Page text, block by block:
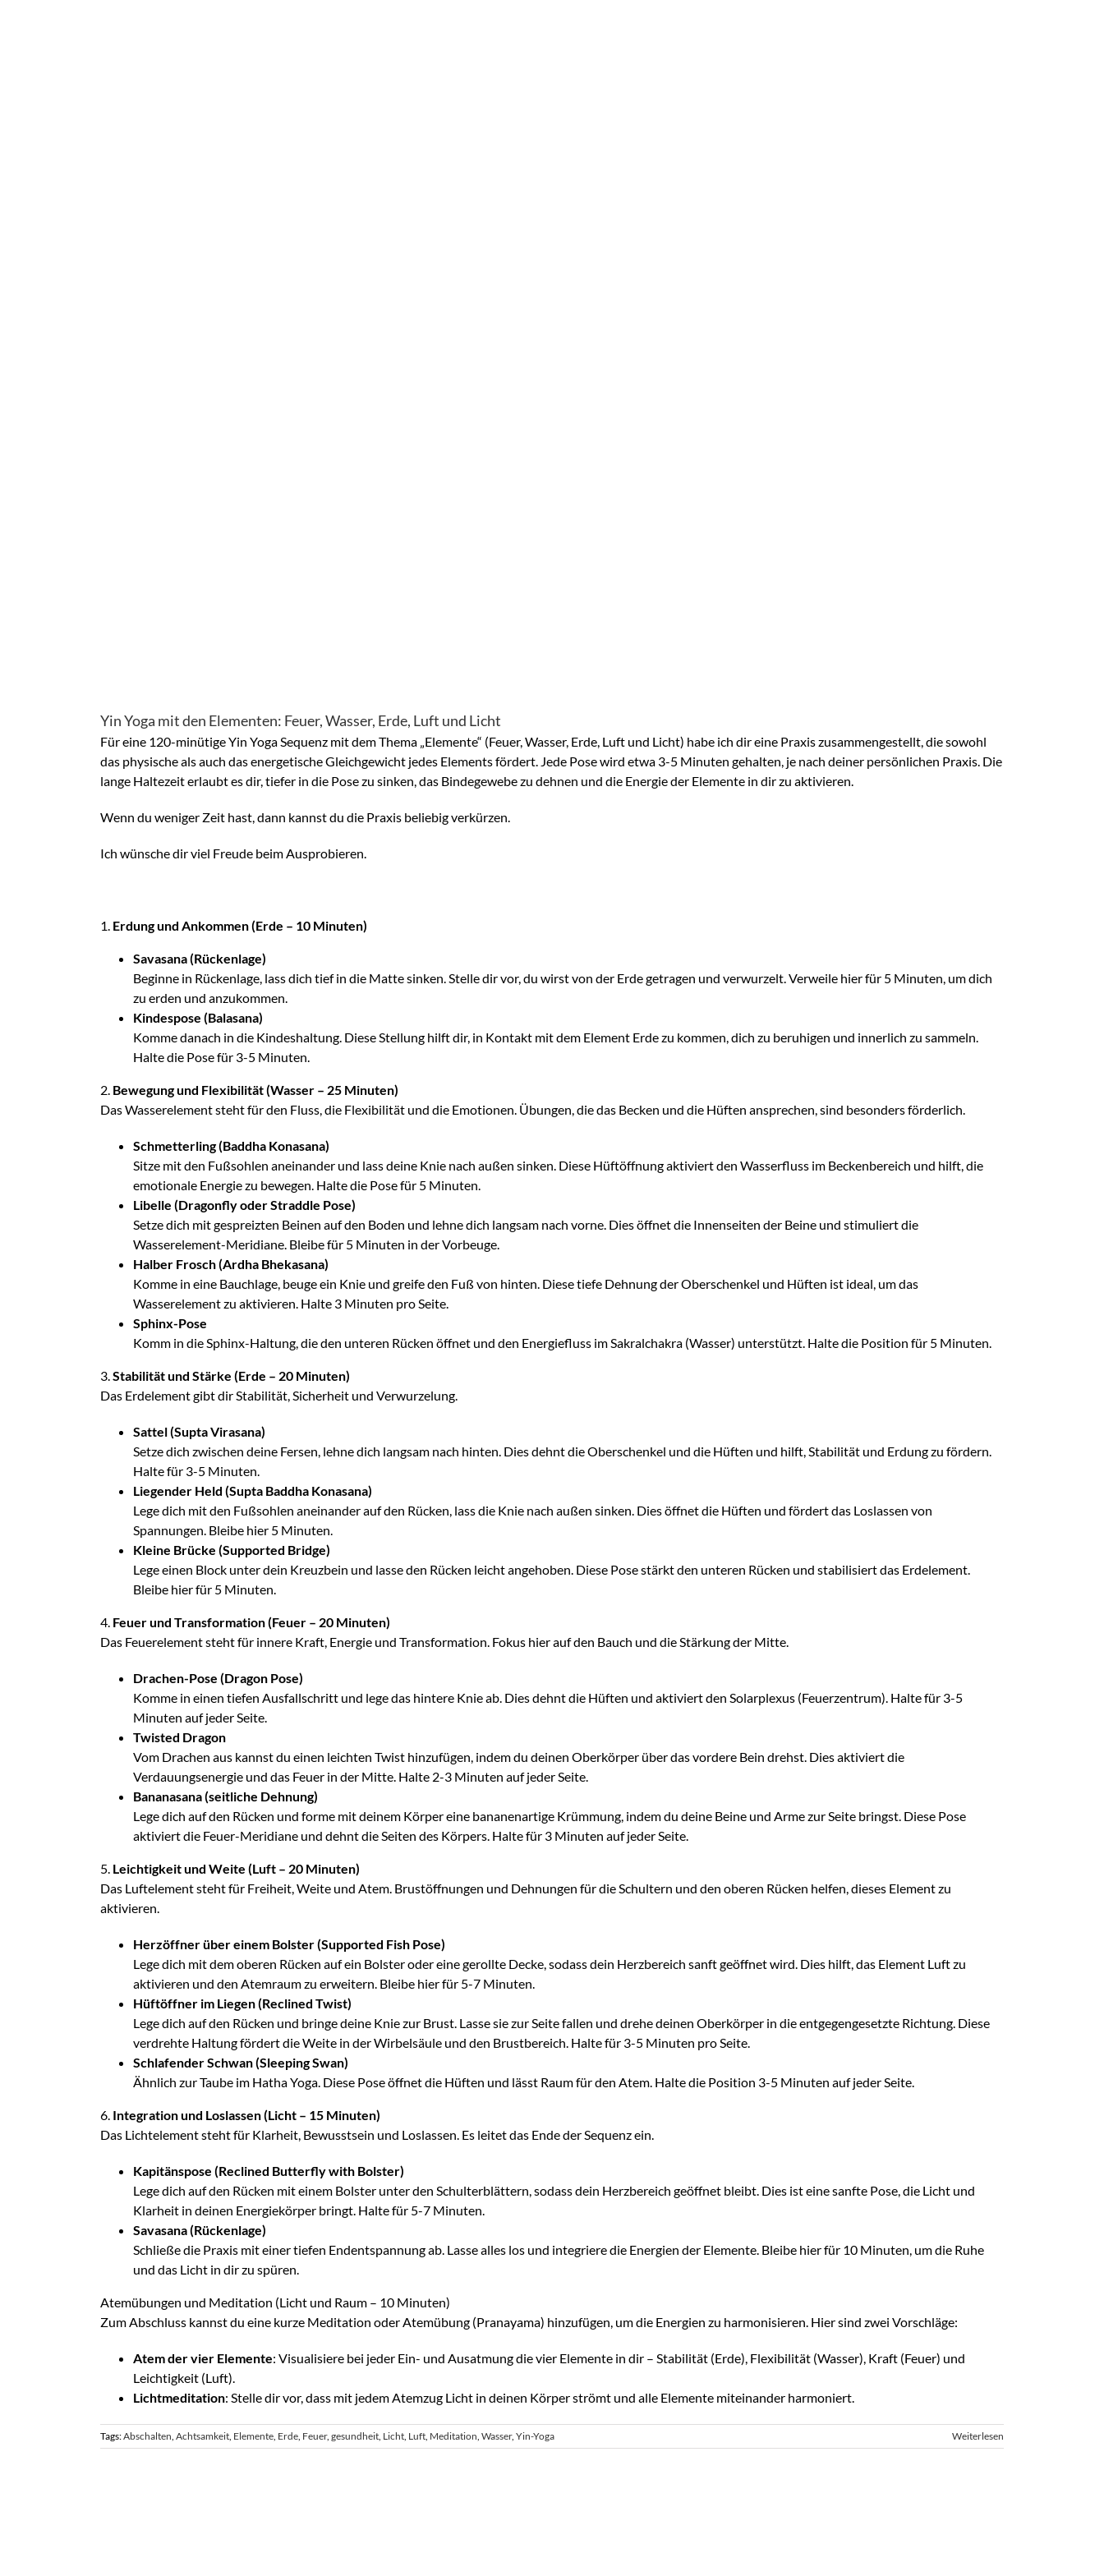
Yin Yoga mit den Elementen: Feuer, Wasser, Erde, Luft und Licht
Für eine 120-minütige Yin Yoga Sequenz mit dem Thema „Elemente“ (Feuer, Wasser, Erde, Luft und Licht) habe ich dir eine Praxis zusammengestellt, die sowohl
das physische als auch das energetische Gleichgewicht jedes Elements fördert. Jede Pose wird etwa 3-5 Minuten gehalten, je nach deiner persönlichen Praxis. Die
lange Haltezeit erlaubt es dir, tiefer in die Pose zu sinken, das Bindegewebe zu dehnen und die Energie der Elemente in dir zu aktivieren.
Wenn du weniger Zeit hast, dann kannst du die Praxis beliebig verkürzen.
Ich wünsche dir viel Freude beim Ausprobieren.
1. Erdung und Ankommen (Erde – 10 Minuten)
Savasana (Rückenlage)
Beginne in Rückenlage, lass dich tief in die Matte sinken. Stelle dir vor, du wirst von der Erde getragen und verwurzelt. Verweile hier für 5 Minuten, um dich
zu erden und anzukommen.
Kindespose (Balasana)
Komme danach in die Kindeshaltung. Diese Stellung hilft dir, in Kontakt mit dem Element Erde zu kommen, dich zu beruhigen und innerlich zu sammeln.
Halte die Pose für 3-5 Minuten.
2. Bewegung und Flexibilität (Wasser – 25 Minuten)
Das Wasserelement steht für den Fluss, die Flexibilität und die Emotionen. Übungen, die das Becken und die Hüften ansprechen, sind besonders förderlich.
Schmetterling (Baddha Konasana)
Sitze mit den Fußsohlen aneinander und lass deine Knie nach außen sinken. Diese Hüftöffnung aktiviert den Wasserfluss im Beckenbereich und hilft, die
emotionale Energie zu bewegen. Halte die Pose für 5 Minuten.
Libelle (Dragonfly oder Straddle Pose)
Setze dich mit gespreizten Beinen auf den Boden und lehne dich langsam nach vorne. Dies öffnet die Innenseiten der Beine und stimuliert die
Wasserelement-Meridiane. Bleibe für 5 Minuten in der Vorbeuge.
Halber Frosch (Ardha Bhekasana)
Komme in eine Bauchlage, beuge ein Knie und greife den Fuß von hinten. Diese tiefe Dehnung der Oberschenkel und Hüften ist ideal, um das
Wasserelement zu aktivieren. Halte 3 Minuten pro Seite.
Sphinx-Pose
Komm in die Sphinx-Haltung, die den unteren Rücken öffnet und den Energiefluss im Sakralchakra (Wasser) unterstützt. Halte die Position für 5 Minuten.
3.Stabilität und Stärke (Erde – 20 Minuten)
Das Erdelement gibt dir Stabilität, Sicherheit und Verwurzelung.
Sattel (Supta Virasana)
Setze dich zwischen deine Fersen, lehne dich langsam nach hinten. Dies dehnt die Oberschenkel und die Hüften und hilft, Stabilität und Erdung zu fördern.
Halte für 3-5 Minuten.
Liegender Held (Supta Baddha Konasana)
Lege dich mit den Fußsohlen aneinander auf den Rücken, lass die Knie nach außen sinken. Dies öffnet die Hüften und fördert das Loslassen von
Spannungen. Bleibe hier 5 Minuten.
Kleine Brücke (Supported Bridge)
Lege einen Block unter dein Kreuzbein und lasse den Rücken leicht angehoben. Diese Pose stärkt den unteren Rücken und stabilisiert das Erdelement.
Bleibe hier für 5 Minuten.
4. Feuer und Transformation (Feuer – 20 Minuten)
Das Feuerelement steht für innere Kraft, Energie und Transformation. Fokus hier auf den Bauch und die Stärkung der Mitte.
Drachen-Pose (Dragon Pose)
Komme in einen tiefen Ausfallschritt und lege das hintere Knie ab. Dies dehnt die Hüften und aktiviert den Solarplexus (Feuerzentrum). Halte für 3-5
Minuten auf jeder Seite.
Twisted Dragon
Vom Drachen aus kannst du einen leichten Twist hinzufügen, indem du deinen Oberkörper über das vordere Bein drehst. Dies aktiviert die
Verdauungsenergie und das Feuer in der Mitte. Halte 2-3 Minuten auf jeder Seite.
Bananasana (seitliche Dehnung)
Lege dich auf den Rücken und forme mit deinem Körper eine bananenartige Krümmung, indem du deine Beine und Arme zur Seite bringst. Diese Pose
aktiviert die Feuer-Meridiane und dehnt die Seiten des Körpers. Halte für 3 Minuten auf jeder Seite.
5. Leichtigkeit und Weite (Luft – 20 Minuten)
Das Luftelement steht für Freiheit, Weite und Atem. Brustöffnungen und Dehnungen für die Schultern und den oberen Rücken helfen, dieses Element zu
aktivieren.
Herzöffner über einem Bolster (Supported Fish Pose)
Lege dich mit dem oberen Rücken auf ein Bolster oder eine gerollte Decke, sodass dein Herzbereich sanft geöffnet wird. Dies hilft, das Element Luft zu
aktivieren und den Atemraum zu erweitern. Bleibe hier für 5-7 Minuten.
Hüftöffner im Liegen (Reclined Twist)
Lege dich auf den Rücken und bringe deine Knie zur Brust. Lasse sie zur Seite fallen und drehe deinen Oberkörper in die entgegengesetzte Richtung. Diese
verdrehte Haltung fördert die Weite in der Wirbelsäule und den Brustbereich. Halte für 3-5 Minuten pro Seite.
Schlafender Schwan (Sleeping Swan)
Ähnlich zur Taube im Hatha Yoga. Diese Pose öffnet die Hüften und lässt Raum für den Atem. Halte die Position 3-5 Minuten auf jeder Seite.
6. Integration und Loslassen (Licht – 15 Minuten)
Das Lichtelement steht für Klarheit, Bewusstsein und Loslassen. Es leitet das Ende der Sequenz ein.
Kapitänspose (Reclined Butterfly with Bolster)
Lege dich auf den Rücken mit einem Bolster unter den Schulterblättern, sodass dein Herzbereich geöffnet bleibt. Dies ist eine sanfte Pose, die Licht und
Klarheit in deinen Energiekörper bringt. Halte für 5-7 Minuten.
Savasana (Rückenlage)
Schließe die Praxis mit einer tiefen Endentspannung ab. Lasse alles los und integriere die Energien der Elemente. Bleibe hier für 10 Minuten, um die Ruhe
und das Licht in dir zu spüren.
Atemübungen und Meditation (Licht und Raum – 10 Minuten)
Zum Abschluss kannst du eine kurze Meditation oder Atemübung (Pranayama) hinzufügen, um die Energien zu harmonisieren. Hier sind zwei Vorschläge:
Atem der vier Elemente: Visualisiere bei jeder Ein- und Ausatmung die vier Elemente in dir – Stabilität (Erde), Flexibilität (Wasser), Kraft (Feuer) und
Leichtigkeit (Luft).
Lichtmeditation: Stelle dir vor, dass mit jedem Atemzug Licht in deinen Körper strömt und alle Elemente miteinander harmoniert.
Tags:Abschalten, Achtsamkeit, Elemente, Erde, Feuer, gesundheit, Licht, Luft, Meditation, Wasser, Yin-Yoga Weiterlesen